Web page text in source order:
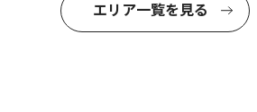
エリア一覧を見る